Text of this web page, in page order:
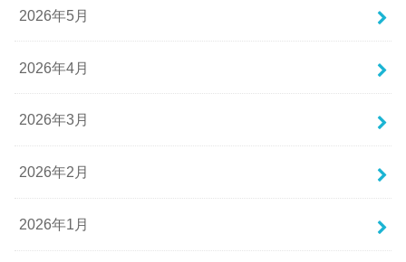
2026年5月
2026年4月
2026年3月
2026年2月
2026年1月